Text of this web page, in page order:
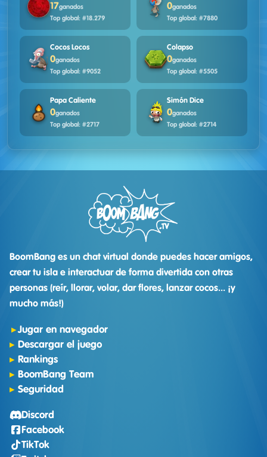
17ganados
Top global: #18.279
0ganados
Top global: #7880
Cocos Locos
0ganados
Top global: #9052
Colapso
0ganados
Top global: #5505
Papa Caliente
0ganados
Top global: #2717
Simón Dice
0ganados
Top global: #2714
BoomBang es un chat virtual donde puedes hacer amigos,
crear tu isla e interactuar de forma divertida con otras
personas (reír, llorar, volar, dar flores, lanzar cocos... ¡y
mucho más!)
Jugar en navegador
Descargar el juego
Rankings
BoomBang Team
Seguridad
Discord
Facebook
TikTok